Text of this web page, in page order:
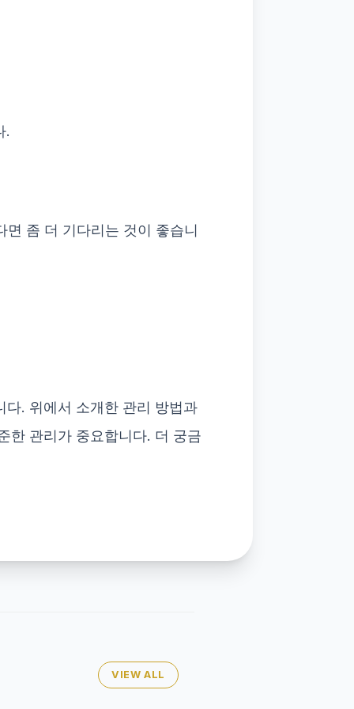
.
좀 더 기다리는 것이 좋습니
. 위에서 소개한 관리 방법과
한 관리가 중요합니다. 더 궁금
VIEW ALL